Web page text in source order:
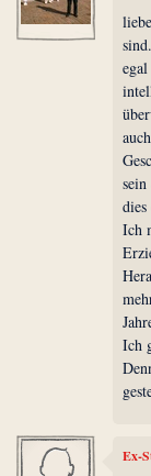
Ich
Ich
Ex-